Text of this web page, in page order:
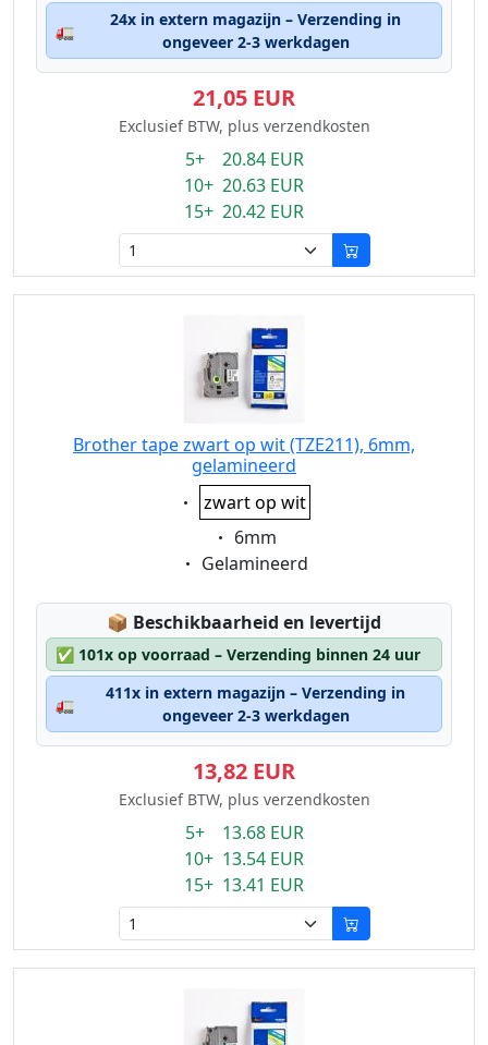
🚛
24x in extern magazijn – Verzending in
ongeveer 2-3 werkdagen
21,05 EUR
Exclusief BTW, plus verzendkosten
5+ 20.84 EUR
10+ 20.63 EUR
15+ 20.42 EUR
Brother tape zwart op wit (TZE211), 6mm,
gelamineerd
Eigenschaft:
zwart op wit
Eigenschaft:
6mm
Eigenschaft:
Gelamineerd
📦 Lagerstatus:
Beschikbaarheid en levertijd
✅ 101x op voorraad – Verzending binnen 24 uur
🚛
411x in extern magazijn – Verzending in
ongeveer 2-3 werkdagen
13,82 EUR
Exclusief BTW, plus verzendkosten
5+ 13.68 EUR
10+ 13.54 EUR
15+ 13.41 EUR